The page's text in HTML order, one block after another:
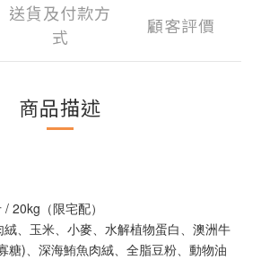
送貨及付款方
式
顧客評價
商品描述
20kg（限宅配）
、玉米、小麥、水解植物蛋白、澳洲牛
糖)、深海鮪魚肉絨、全脂豆粉、動物油